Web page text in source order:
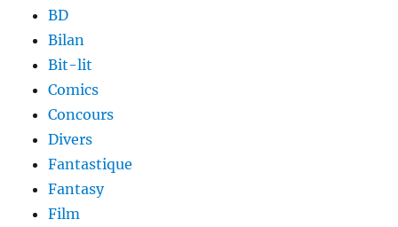
BD
Bilan
Bit-lit
Comics
Concours
Divers
Fantastique
Fantasy
Film